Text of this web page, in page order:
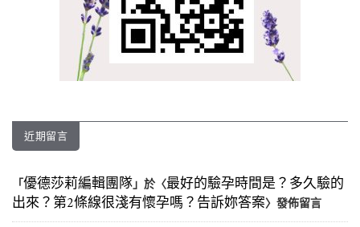
近期留言
「優德莎莉編輯團隊」於〈最好的驗孕時間是？多久驗的
出來？第2條線很淺有懷孕嗎？告訴妳答案〉發佈留言